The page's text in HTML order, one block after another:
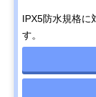
IPX5防水規格に
す。